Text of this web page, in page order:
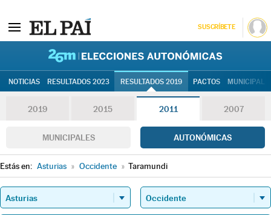
SUSCRÍBETE
NOTICIAS RESULTADOS 2023 RESULTADOS 2019 PACTOS
2019 2015 2011 2007
MUNICIPALES AUTONÓMICAS
Estás en: Asturias » Occidente » Taramundi